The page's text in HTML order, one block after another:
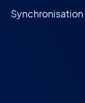
Synchronisation